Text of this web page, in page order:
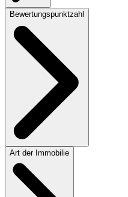
Bewertungspunktzahl
Art der Immobilie